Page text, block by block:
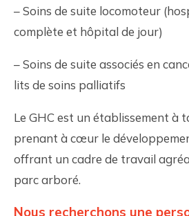
– Soins de suite locomoteur
complète et hôpital de jour)
– Soins de suite associés en
lits de soins palliatifs
Le GHC est un établissement à
prenant à cœur le
offrant un cadre de travail
parc arboré.
Nous recherchons une